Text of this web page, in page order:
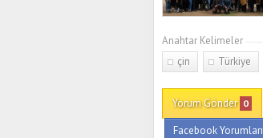
Anahtar Kelimeler
çin
Türkiye
Yorum Gönder 0
Facebook Yorumları